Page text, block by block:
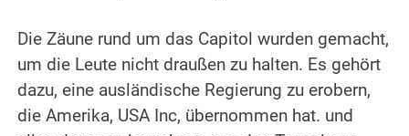
Die Zäune rund um das Capitol wurden gemacht,
um die Leute nicht draußen zu halten. Es gehört
dazu, eine ausländische Regierung zu erobern,
die Amerika, USA Inc, übernommen hat. und